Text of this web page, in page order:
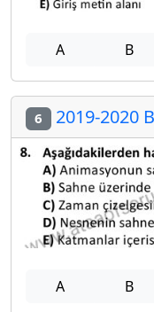
A B
6 2019-2020
A B